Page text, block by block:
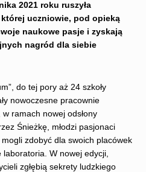
2021 roku ruszyła
uczniowie, pod opieką
naukowe pasje i zyskają
nagród dla siebie
do tej pory aż 24 szkoły
nowoczesne pracownie
ramach nowej odsłony
Śnieżkę, młodzi pasjonaci
zdobyć dla swoich placówek
W nowej edycji,
zgłębią sekrety ludzkiego